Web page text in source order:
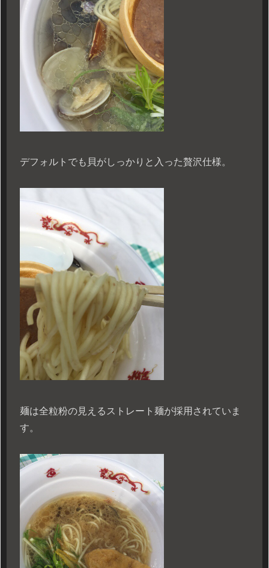
デフォルトでも貝がしっかりと入った贅沢仕様。
麺は全粒粉の見えるストレート麺が採用されていま
す。